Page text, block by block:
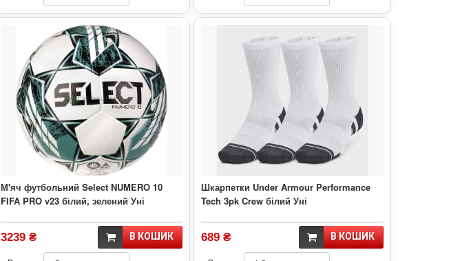
М'яч футбольний Select NUMERO 10
FIFA PRO v23 білий, зелений Уні
3239 ₴ В КОШИК
Шкарпетки Under Armour Performance
Tech 3pk Crew білий Уні
689 ₴ В КОШИК